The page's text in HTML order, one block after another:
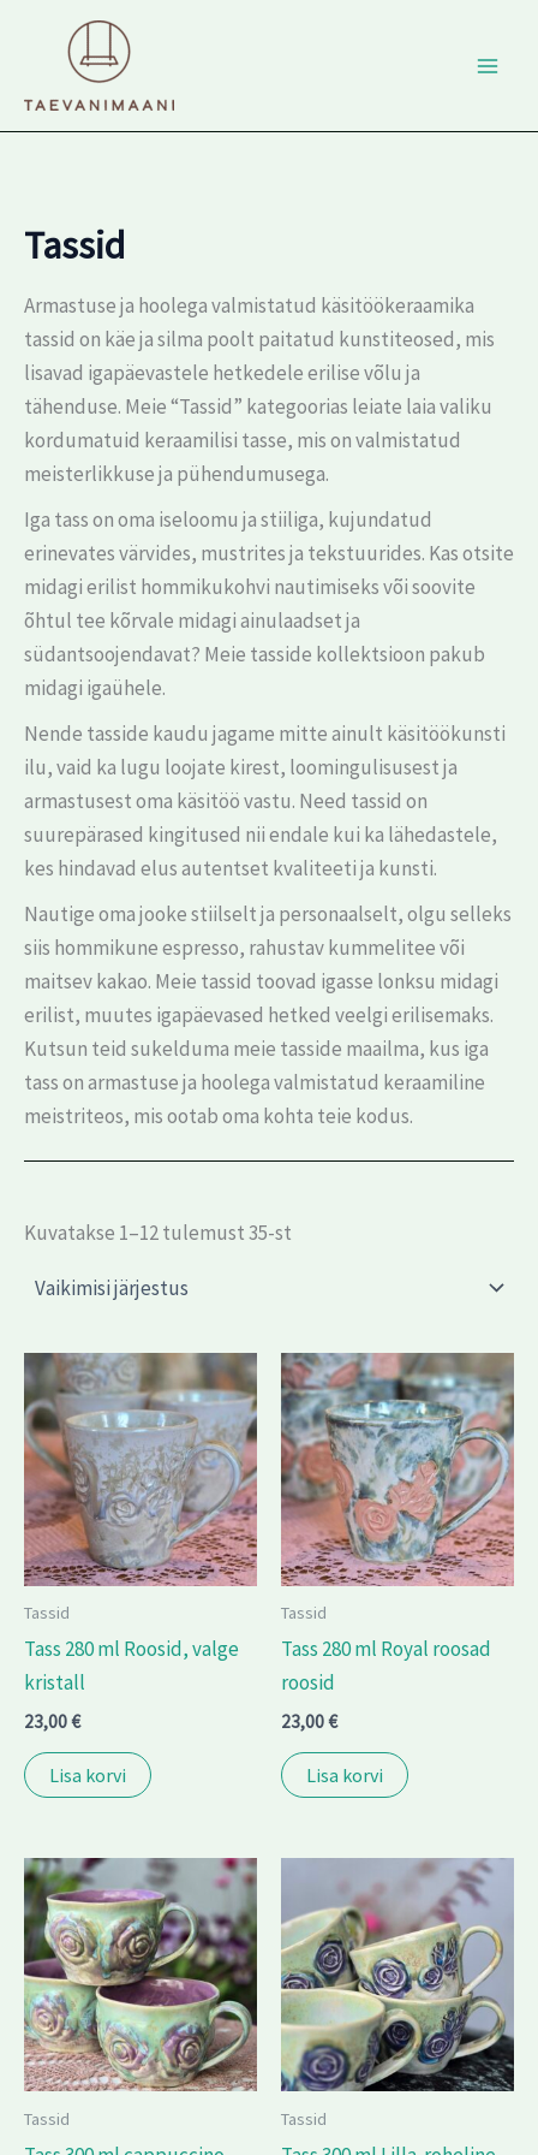
Tassid
Armastuse ja hoolega valmistatud käsitöökeraamika
tassid on käe ja silma poolt paitatud kunstiteosed, mis
lisavad igapäevastele hetkedele erilise võlu ja
tähenduse. Meie “Tassid” kategoorias leiate laia valiku
kordumatuid keraamilisi tasse, mis on valmistatud
meisterlikkuse ja pühendumusega.
Iga tass on oma iseloomu ja stiiliga, kujundatud
erinevates värvides, mustrites ja tekstuurides. Kas otsite
midagi erilist hommikukohvi nautimiseks või soovite
õhtul tee kõrvale midagi ainulaadset ja
südantsoojendavat? Meie tasside kollektsioon pakub
midagi igaühele.
Nende tasside kaudu jagame mitte ainult käsitöökunsti
ilu, vaid ka lugu loojate kirest, loomingulisusest ja
armastusest oma käsitöö vastu. Need tassid on
suurepärased kingitused nii endale kui ka lähedastele,
kes hindavad elus autentset kvaliteeti ja kunsti.
Nautige oma jooke stiilselt ja personaalselt, olgu selleks
siis hommikune espresso, rahustav kummelitee või
maitsev kakao. Meie tassid toovad igasse lonksu midagi
erilist, muutes igapäevased hetked veelgi erilisemaks.
Kutsun teid sukelduma meie tasside maailma, kus iga
tass on armastuse ja hoolega valmistatud keraamiline
meistriteos, mis ootab oma kohta teie kodus.
Kuvatakse 1–12 tulemust 35-st
Tassid
Tass 280 ml Roosid, valge
kristall
23,00€
Lisa korvi
Tassid
Tass 280 ml Royal roosad
roosid
23,00€
Lisa korvi
Tassid Tassid